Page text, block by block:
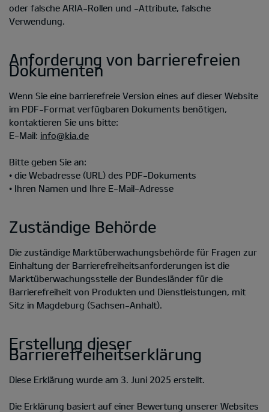
oder falsche ARIA-Rollen und -Attribute, falsche
Verwendung.
Anforderung von barrierefreien
Dokumenten
Wenn Sie eine barrierefreie Version eines auf dieser Website
im PDF-Format verfügbaren Dokuments benötigen,
kontaktieren Sie uns bitte:
E-Mail: info@kia.de
Bitte geben Sie an:
• die Webadresse (URL) des PDF-Dokuments
• Ihren Namen und Ihre E-Mail-Adresse
Zuständige Behörde
Die zuständige Marktüberwachungsbehörde für Fragen zur
Einhaltung der Barrierefreiheitsanforderungen ist die
Marktüberwachungsstelle der Bundesländer für die
Barrierefreiheit von Produkten und Dienstleistungen, mit
Sitz in Magdeburg (Sachsen-Anhalt).
Erstellung dieser
Barrierefreiheitserklärung
Diese Erklärung wurde am 3. Juni 2025 erstellt.
Die Erklärung basiert auf einer Bewertung unserer Websites